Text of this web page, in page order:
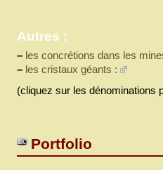
Autres :
– les concrétions dans les
– les cristaux géants :
(cliquez sur les dénominations
Portfolio